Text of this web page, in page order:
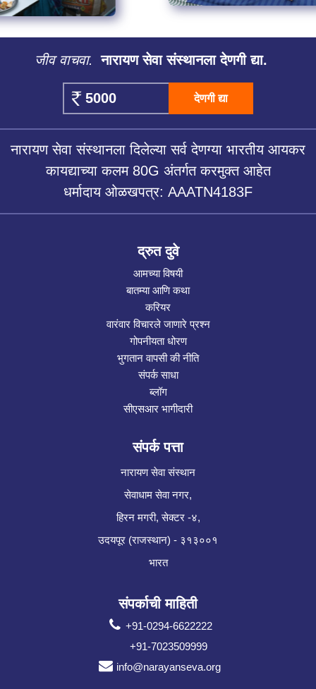
जीव वाचवा. नारायण सेवा संस्थानला देणगी द्या.
देणगी द्या
नारायण सेवा संस्थानला दिलेल्या सर्व देणग्या भारतीय आयकर
कायद्याच्या कलम 80G अंतर्गत करमुक्त आहेत
धर्मादाय ओळखपत्र: AAATN4183F
द्रुत दुवे
आमच्या विषयी
बातम्या आणि कथा
करियर
वारंवार विचारले जाणारे प्रश्न
गोपनीयता धोरण
भुगतान वापसी की नीति
संपर्क साधा
ब्लॉग
सीएसआर भागीदारी
संपर्क पत्ता
नारायण सेवा संस्थान
सेवाधाम सेवा नगर,
हिरन मगरी, सेक्टर -४,
उदयपूर (राजस्थान) - ३१३००१
भारत
संपर्काची माहिती
+91-0294-6622222
+91-7023509999
info@narayanseva.org